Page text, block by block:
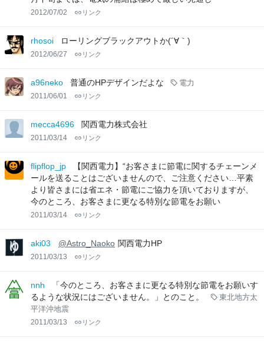
2012/07/02 リンク
rhosoi ローリングブラックアウトか(´∀｀)
2012/06/27 リンク
a96neko 普通のHPデザインだよな 電力
2011/06/01 リンク
mecca4696 関西電力株式会社
2011/03/14 リンク
flipflop_jp
【関西電力】“お客さまに節電に関するチェーンメ
ールを送ることはございませんので、ご注意ください…平素
より皆さまには省エネ・節電にご協力を頂いておりますが、
今のところ、お客さまに更なる特別な節電をお願い
2011/03/14 リンク
aki03 @Astro_Naoko 関西電力HP
2011/03/13 リンク
nnh
「今のところ、お客さまに更なる特別な節電をお願いす
るような状況にはございません。」とのこと。
東北地方太
平洋沖地震
2011/03/13 リンク